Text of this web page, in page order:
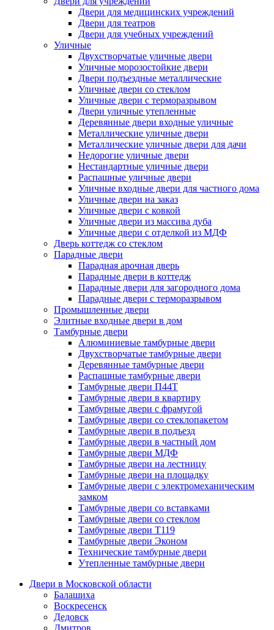
Двери для медицинских учреждений
Двери для театров
Двери для учебных учреждений
Уличные
Двухстворчатые уличные двери
Уличные морозостойкие двери
Двери подъездные металлические
Уличные двери со стеклом
Уличные двери с терморазрывом
Двери уличные утепленные
Деревянные двери входные уличные
Металлические уличные двери
Металлические уличные двери для дачи
Недорогие уличные двери
Нестандартные уличные двери
Распашные уличные двери
Уличные входные двери для частного дома
Уличные двери на заказ
Уличные двери с ковкой
Уличные двери из массива дуба
Уличные двери с отделкой из МДФ
Дверь коттедж со стеклом
Парадные двери
Парадная арочная дверь
Парадные двери в коттедж
Парадные двери для загородного дома
Парадные двери с терморазрывом
Промышленные двери
Элитные входные двери в дом
Тамбурные двери
Алюминиевые тамбурные двери
Двухстворчатые тамбурные двери
Деревянные тамбурные двери
Распашные тамбурные двери
Тамбурные двери П44Т
Тамбурные двери в квартиру
Тамбурные двери с фрамугой
Тамбурные двери со стеклопакетом
Тамбурные двери в подъезд
Тамбурные двери в частный дом
Тамбурные двери МДФ
Тамбурные двери на лестницу
Тамбурные двери на площадку
Тамбурные двери с электромеханическим
замком
Тамбурные двери со вставками
Тамбурные двери со стеклом
Тамбурные двери Т119
Тамбурные двери Эконом
Технические тамбурные двери
Утепленные тамбурные двери
Двери в Московской области
Балашиха
Воскресенск
Дедовск
Дмитров